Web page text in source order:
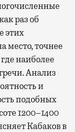
раз об
этих
место, точнее
наиболее
Анализ
и
подобных
1200–1400
Кабаков в